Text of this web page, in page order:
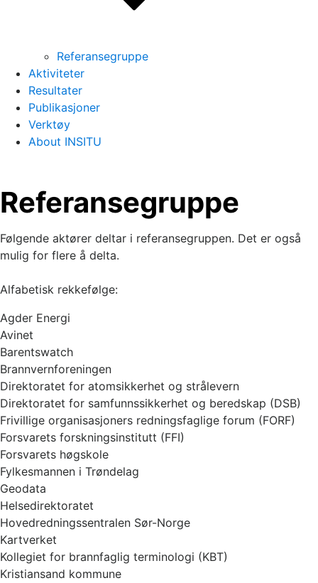
Referansegruppe
Aktiviteter
Resultater
Publikasjoner
Verktøy
About INSITU
Referansegruppe
Følgende aktører deltar i referansegruppen. Det er også
mulig for flere å delta.
Alfabetisk rekkefølge:
Agder Energi
Avinet
Barentswatch
Brannvernforeningen
Direktoratet for atomsikkerhet og strålevern
Direktoratet for samfunnssikkerhet og beredskap (DSB)
Frivillige organisasjoners redningsfaglige forum (FORF)
Forsvarets forskningsinstitutt (FFI)
Forsvarets høgskole
Fylkesmannen i Trøndelag
Geodata
Helsedirektoratet
Hovedredningssentralen Sør-Norge
Kartverket
Kollegiet for brannfaglig terminologi (KBT)
Kristiansand kommune